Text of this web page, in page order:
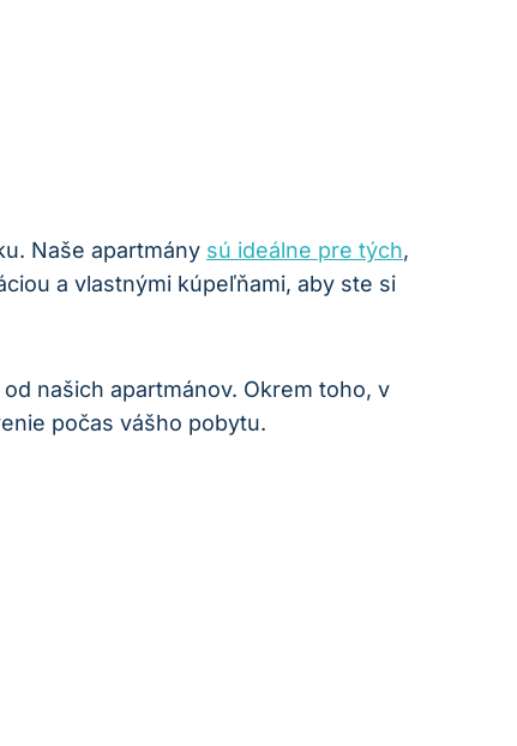
Naše apartmány sú ideálne pre tých,
a vlastnými kúpeľňami, aby ste si
našich apartmánov. Okrem toho, v
počas vášho pobytu.